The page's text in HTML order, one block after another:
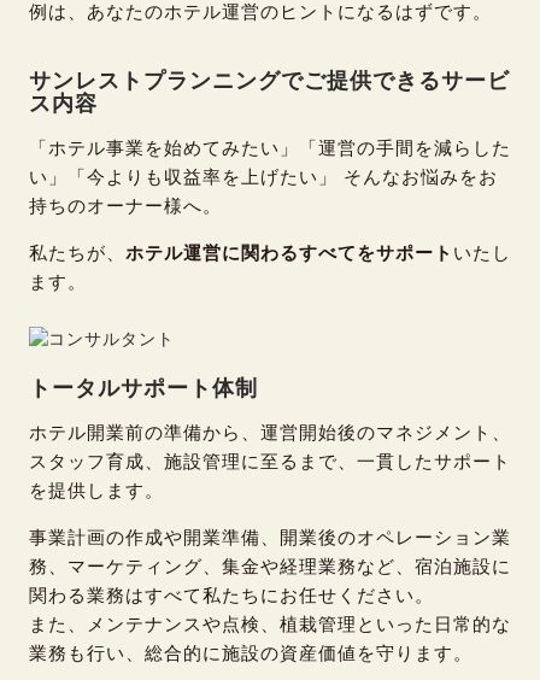
例は、あなたのホテル運営のヒントになるはずです。
サンレストプランニングでご提供できるサービ
ス内容
「ホテル事業を始めてみたい」「運営の手間を減らした
い」「今よりも収益率を上げたい」 そんなお悩みをお
持ちのオーナー様へ。
私たちが、 ホテル運営に関わるすべてをサポート いたし
ます。
トータルサポート体制
ホテル開業前の準備から、運営開始後のマネジメント、
スタッフ育成、施設管理に至るまで、一貫したサポート
を提供します。
事業計画の作成や開業準備、開業後のオペレーション業
務、マーケティング、集金や経理業務など、宿泊施設に
関わる業務はすべて私たちにお任せください。
また、メンテナンスや点検、植栽管理といった日常的な
業務も行い、総合的に施設の資産価値を守ります。